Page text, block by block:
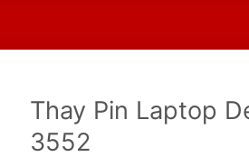
Thay Pin Laptop
3552